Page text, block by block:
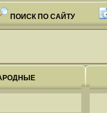
ПОИСК ПО САЙТУ